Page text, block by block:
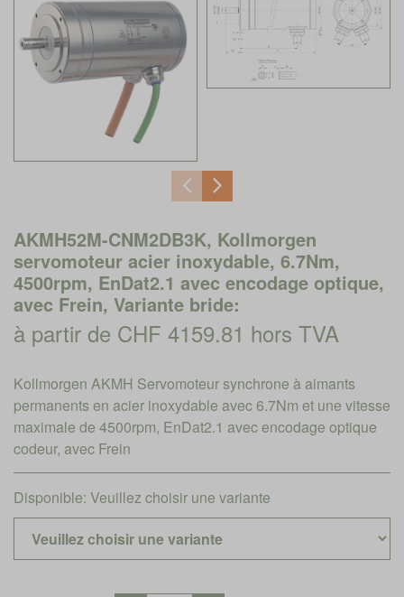
AKMH52M-CNM2DB3K, Kollmorgen
servomoteur acier inoxydable, 6.7Nm,
4500rpm, EnDat2.1 avec encodage optique,
avec Frein, Variante bride:
à partir de CHF 4159.81 hors TVA
Kollmorgen AKMH Servomoteur synchrone à aimants
permanents en acier inoxydable avec 6.7Nm et une vitesse
maximale de 4500rpm, EnDat2.1 avec encodage optique
codeur, avec Frein
Disponible: Veuillez choisir une variante